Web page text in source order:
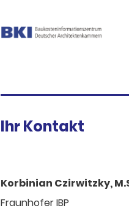
Ihr Kontakt
Korbinian Czirwitzky,
Fraunhofer IBP